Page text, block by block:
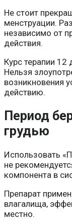
Не стоит
менструации.
независимо от
действия.
Курс терапии
Нельзя
возникновения
действию.
Период
грудью
Использовать
не
компонента в
Препарат
влагалища,
местно.